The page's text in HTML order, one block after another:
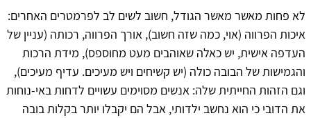
לא פחות מאשר מאשר הגודל, חשוב לשים לב לפרמטרים האחרים:
איכות הפרווה (אוי, כמה שזה חשוב), אורך הפרווה, רכותה (עניין של
העדפה אישית, יש כאלה שאוהבים מעט מחוספס), מידת הרכות
והגמישות של הבובה כולה (יש קשיחים ויש מעיכים. עדיף מעיכים),
וגם הזהות החייתית שלה: אנשים מסוימים עשויים לדחות באי-נוחות
את הדובי כי הוא נחשב ילדותי, אבל הם יקבלו יותר בקלות בובה